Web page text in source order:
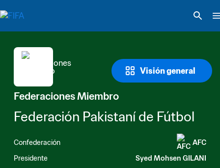
Visión general
Federaciones Miembro
Federación Pakistaní de Fútbol
Confederación
AFC
Presidente
Syed Mohsen GILANI